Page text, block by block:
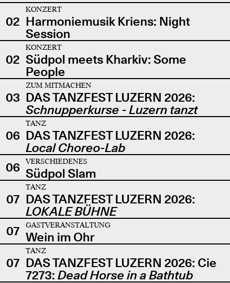
02
KONZERT
Harmoniemusik Kriens: Night
Session
02
KONZERT
Südpol meets Kharkiv: Some
People
03
ZUM MITMACHEN
DAS TANZFEST LUZERN 2026:
Schnupperkurse - Luzern tanzt
06
TANZ
DAS TANZFEST LUZERN 2026:
Local Choreo-Lab
06
VERSCHIEDENES
Südpol Slam
07
TANZ
DAS TANZFEST LUZERN 2026:
LOKALE BÜHNE
07
GASTVERANSTALTUNG
Wein im Ohr
07
TANZ
DAS TANZFEST LUZERN 2026: Cie
7273: Dead Horse in a Bathtub